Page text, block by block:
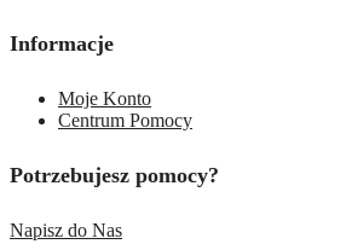
Informacje
Moje Konto
Centrum Pomocy
Potrzebujesz pomocy?
Napisz do Nas